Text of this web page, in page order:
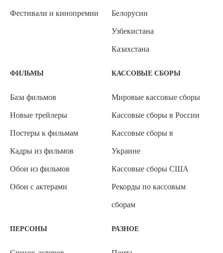
Фестивали и кинопремии Белорусии
Узбекистана
Казахстана
ФИЛЬМЫ
База фильмов
Новые трейлеры
Постеры к фильмам
Кадры из фильмов
Обои из фильмов
Обои с актерами
КАССОВЫЕ СБОРЫ
Мировые кассовые сборы
Кассовые сборы в России
Кассовые сборы в
Украине
Кассовые сборы США
Рекорды по кассовым
сборам
ПЕРСОНЫ РАЗНОЕ